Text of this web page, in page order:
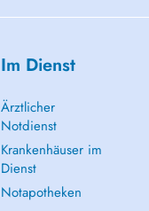
Im Dienst
Ärztlicher
Notdienst
Krankenhäuser im
Dienst
Notapotheken